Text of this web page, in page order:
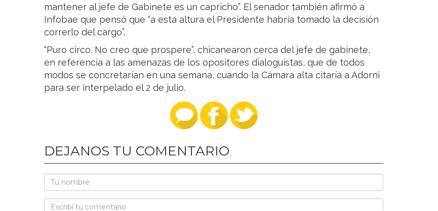
mantener al jefe de Gabinete es un capricho”. El senador también afirmó a
Infobae que pensó que “a esta altura el Presidente habría tomado la decisión
correrlo del cargo”.
“Puro circo. No creo que prospere”, chicanearon cerca del jefe de gabinete,
en referencia a las amenazas de los opositores dialoguistas, que de todos
modos se concretarían en una semana, cuando la Cámara alta citaría a Adorni
para ser interpelado el 2 de julio.
DEJANOS TU COMENTARIO